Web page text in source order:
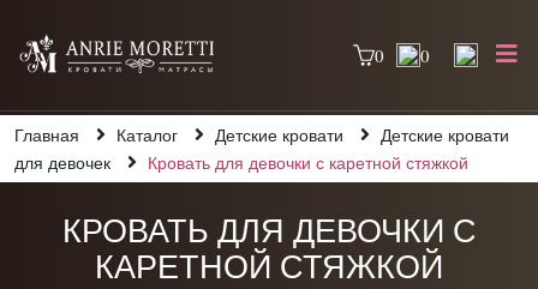
0 0
Главная Каталог Детские кровати
Детские кровати
для девочек
Кровать для девочки с каретной стяжкой
КРОВАТЬ ДЛЯ ДЕВОЧКИ С
КАРЕТНОЙ СТЯЖКОЙ